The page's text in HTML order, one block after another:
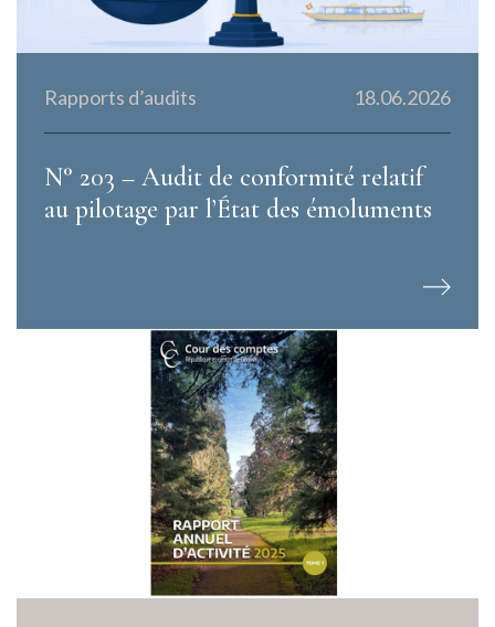
Rapports d’audits 18.06.2026
N° 203 – Audit de conformité relatif
au pilotage par l’État des émoluments